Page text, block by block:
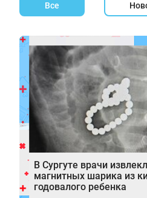
Все
В Сургуте врачи
магнитных шарика из
годовалого ребенка